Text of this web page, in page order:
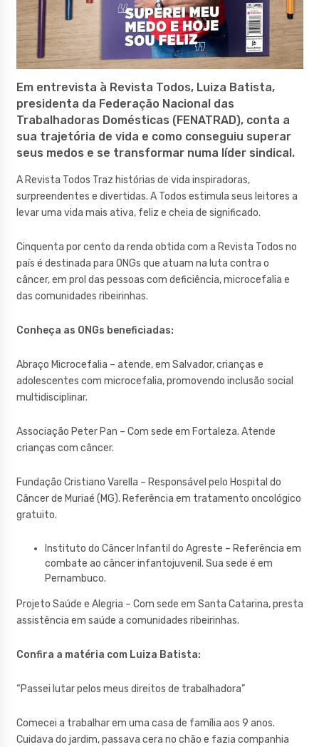
Em entrevista à Revista Todos, Luiza Batista,
presidenta da Federação Nacional das
Trabalhadoras Domésticas (FENATRAD), conta a
sua trajetória de vida e como conseguiu superar
seus medos e se transformar numa líder sindical.
A Revista Todos Traz histórias de vida inspiradoras,
surpreendentes e divertidas. A Todos estimula seus leitores a
levar uma vida mais ativa, feliz e cheia de significado.
Cinquenta por cento da renda obtida com a Revista Todos no
país é destinada para ONGs que atuam na luta contra o
câncer, em prol das pessoas com deficiência, microcefalia e
das comunidades ribeirinhas.
Conheça as ONGs beneficiadas:
Abraço Microcefalia – atende, em Salvador, crianças e
adolescentes com microcefalia, promovendo inclusão social
multidisciplinar.
Associação Peter Pan – Com sede em Fortaleza. Atende
crianças com câncer.
Fundação Cristiano Varella – Responsável pelo Hospital do
Câncer de Muriaé (MG). Referência em tratamento oncológico
gratuito.
Instituto do Câncer Infantil do Agreste – Referência em
combate ao câncer infantojuvenil. Sua sede é em
Pernambuco.
Projeto Saúde e Alegria – Com sede em Santa Catarina, presta
assistência em saúde a comunidades ribeirinhas.
Confira a matéria com Luiza Batista:
“Passei lutar pelos meus direitos de trabalhadora”
Comecei a trabalhar em uma casa de família aos 9 anos.
Cuidava do jardim, passava cera no chão e fazia companhia